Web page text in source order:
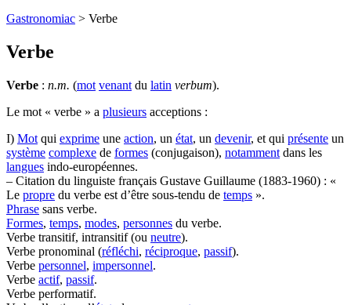
Gastronomiac > Verbe
Verbe
Verbe : n.m. (mot venant du latin verbum).
Le mot « verbe » a plusieurs acceptions :
I) Mot qui exprime une action, un état, un devenir, et qui présente un
système complexe de formes (conjugaison), notamment dans les
langues indo-européennes.
– Citation du linguiste français Gustave Guillaume (1883-1960) : «
Le propre du verbe est d’être sous-tendu de temps ».
Phrase sans verbe.
Formes, temps, modes, personnes du verbe.
Verbe transitif, intransitif (ou neutre).
Verbe pronominal (réfléchi, réciproque, passif).
Verbe personnel, impersonnel.
Verbe actif, passif.
Verbe performatif.